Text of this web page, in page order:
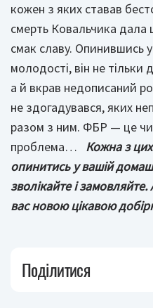
кожен з яких ставав
смерть Ковальчика дала
смак славу. Опинившись
молодості, він не тільки
а й вкрав недописаний
не здогадувався, яких
разом з ним. ФБР — це
проблема… Кожна з
опинитись у вашій
зволікайте і замовляйте.
вас новою цікавою
Поділитися